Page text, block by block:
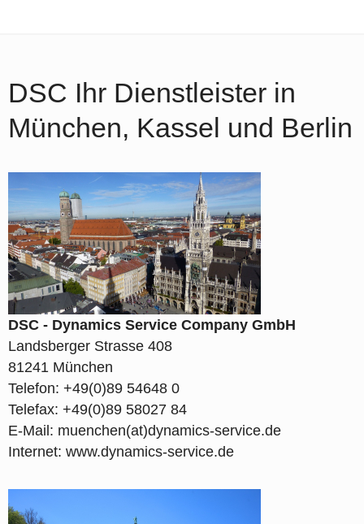
DSC Ihr Dienstleister in
München, Kassel und Berlin
DSC - Dynamics Service Company GmbH
Landsberger Strasse 408
81241 München
Telefon: +49(0)89 54648 0
Telefax: +49(0)89 58027 84
E-Mail: muenchen(at)dynamics-service.de
Internet: www.dynamics-service.de